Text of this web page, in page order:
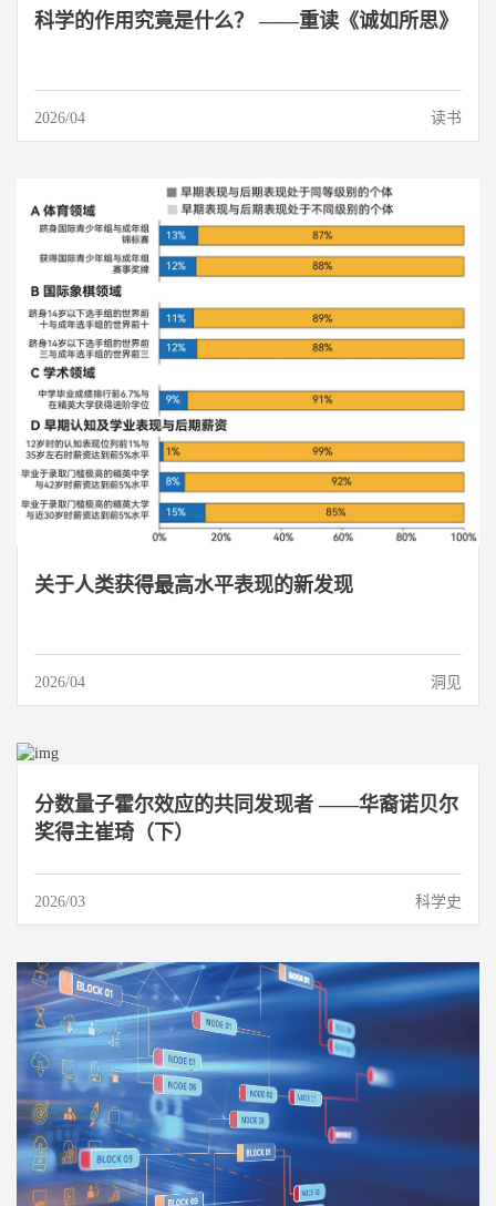
科学的作用究竟是什么？ ——重读《诚如所思》
2026/04 读书
关于人类获得最高水平表现的新发现
2026/04 洞见
分数量子霍尔效应的共同发现者 ——华裔诺贝尔
奖得主崔琦（下）
2026/03 科学史